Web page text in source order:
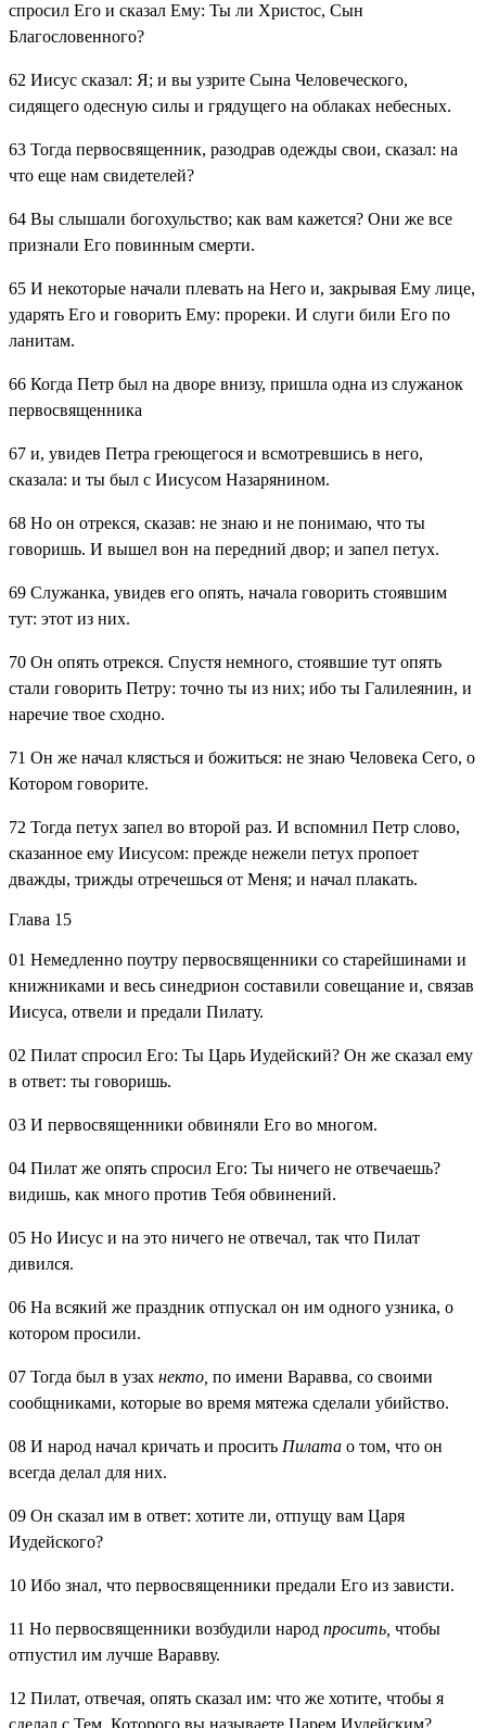
спросил Его и сказал Ему: Ты ли Христос, Сын
Благословенного?
62 Иисус сказал: Я; и вы узрите Сына Человеческого,
сидящего одесную силы и грядущего на облаках небесных.
63 Тогда первосвященник, разодрав одежды свои, сказал: на
что еще нам свидетелей?
64 Вы слышали богохульство; как вам кажется? Они же все
признали Его повинным смерти.
65 И некоторые начали плевать на Него и, закрывая Ему лице,
ударять Его и говорить Ему: прореки. И слуги били Его по
ланитам.
66 Когда Петр был на дворе внизу, пришла одна из служанок
первосвященника
67 и, увидев Петра греющегося и всмотревшись в него,
сказала: и ты был с Иисусом Назарянином.
68 Но он отрекся, сказав: не знаю и не понимаю, что ты
говоришь. И вышел вон на передний двор; и запел петух.
69 Служанка, увидев его опять, начала говорить стоявшим
тут: этот из них.
70 Он опять отрекся. Спустя немного, стоявшие тут опять
стали говорить Петру: точно ты из них; ибо ты Галилеянин, и
наречие твое сходно.
71 Он же начал клясться и божиться: не знаю Человека Сего, о
Котором говорите.
72 Тогда петух запел во второй раз. И вспомнил Петр слово,
сказанное ему Иисусом: прежде нежели петух пропоет
дважды, трижды отречешься от Меня; и начал плакать.
Глава 15
01 Немедленно поутру первосвященники со старейшинами и
книжниками и весь синедрион составили совещание и, связав
Иисуса, отвели и предали Пилату.
02 Пилат спросил Его: Ты Царь Иудейский? Он же сказал ему
в ответ: ты говоришь.
03 И первосвященники обвиняли Его во многом.
04 Пилат же опять спросил Его: Ты ничего не отвечаешь?
видишь, как много против Тебя обвинений.
05 Но Иисус и на это ничего не отвечал, так что Пилат
дивился.
06 На всякий же праздник отпускал он им одного узника, о
котором просили.
07 Тогда был в узах некто, по имени Варавва, со своими
сообщниками, которые во время мятежа сделали убийство.
08 И народ начал кричать и просить Пилата о том, что он
всегда делал для них.
09 Он сказал им в ответ: хотите ли, отпущу вам Царя
Иудейского?
10 Ибо знал, что первосвященники предали Его из зависти.
11 Но первосвященники возбудили народ просить, чтобы
отпустил им лучше Варавву.
12 Пилат, отвечая, опять сказал им: что же хотите, чтобы я
сделал с Тем, Которого вы называете Царем Иудейским?